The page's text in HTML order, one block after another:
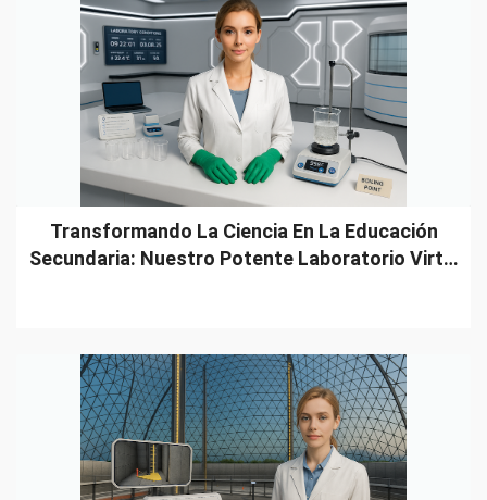
Transformando La Ciencia En La Educación
Secundaria: Nuestro Potente Laboratorio Virt…